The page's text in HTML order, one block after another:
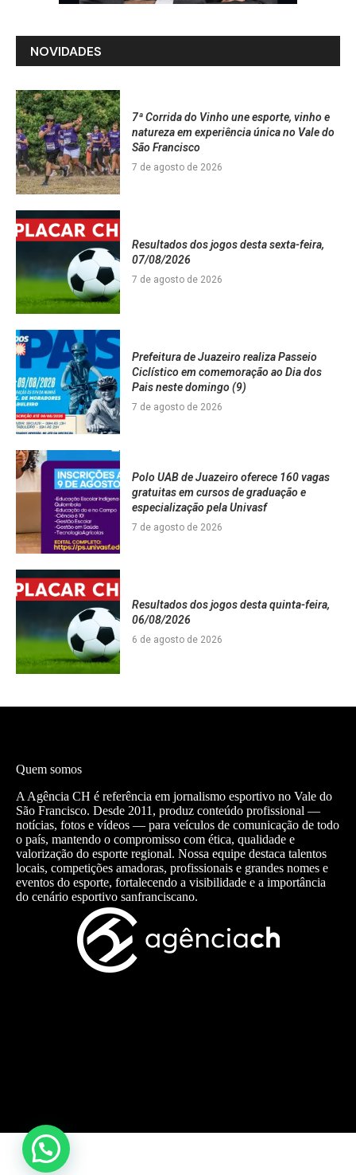
NOVIDADES
7ª Corrida do Vinho une esporte, vinho e
natureza em experiência única no Vale do
São Francisco
7 de agosto de 2026
Resultados dos jogos desta sexta-feira,
07/08/2026
7 de agosto de 2026
Prefeitura de Juazeiro realiza Passeio
Ciclístico em comemoração ao Dia dos
Pais neste domingo (9)
7 de agosto de 2026
Polo UAB de Juazeiro oferece 160 vagas
gratuitas em cursos de graduação e
especialização pela Univasf
7 de agosto de 2026
Resultados dos jogos desta quinta-feira,
06/08/2026
6 de agosto de 2026
Quem somos
A Agência CH é referência em jornalismo esportivo no Vale do
São Francisco. Desde 2011, produz conteúdo profissional —
notícias, fotos e vídeos — para veículos de comunicação de todo
o país, mantendo o compromisso com ética, qualidade e
valorização do esporte regional. Nossa equipe destaca talentos
locais, competições amadoras, profissionais e grandes nomes e
eventos do esporte, fortalecendo a visibilidade e a importância
do cenário esportivo sanfranciscano.